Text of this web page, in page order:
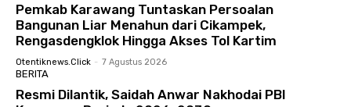
Pemkab Karawang Tuntaskan Persoalan
Bangunan Liar Menahun dari Cikampek,
Rengasdengklok Hingga Akses Tol Kartim
Otentiknews.click - 7 Agustus 2026
BERITA
Resmi Dilantik, Saidah Anwar Nakhodai PBI